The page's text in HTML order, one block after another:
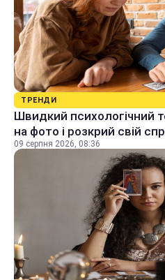
ТРЕНДИ
Швидкий психологічний
на фото і розкрий свій
09 серпня 2026, 08:36